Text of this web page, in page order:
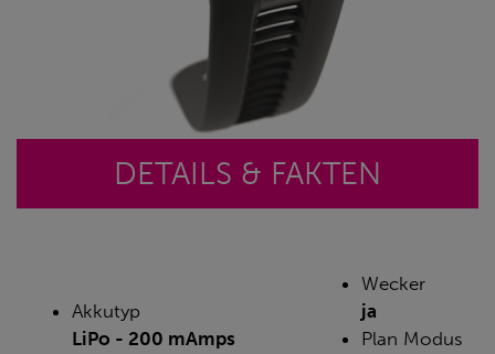
DETAILS & FAKTEN
Akkutyp
LiPo - 200 mAmps
Wecker
ja
Plan Modus